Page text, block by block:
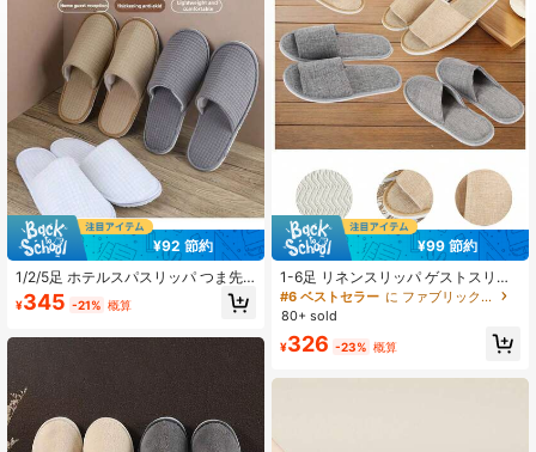
4.85 155 フォロワー
4.85 155 フォロワー
4.85 155 フォロワー
4.85 155 フォロワー
¥92 節約
1/2/5足 ホテルスパスリッパ つま先
カバー付き - 超ソフト不織布、滑り
止め/スリッポン/再利用可能/使い捨
寝室/バスルーム/旅行/ジム、新築祝
快適なホーム (使い捨てスリッパ/ホ
テルスリッパ/スパスリッパ/ゲストス
リッパ/通気性スリッパ/室内スリッ
パ)
¥345 -21% 概算
¥99 節約
1-6足 リネンスリッパ ゲストスリッ
パ 旅行用スリッパ レディース 旅行
用スリッパ メンズ 再利用可能なスリ
ルスリッパ ユニバーサルホテルスリ
テル、旅行、ゲスト、自宅、母の日
#6 ベストセラー
に ファブリック ホームスリッパ
80+ sold
¥326 -23% 概算